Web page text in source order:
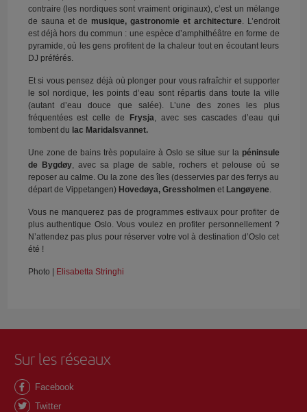
contraire (les nordiques sont vraiment originaux), c’est un mélange
de sauna et de musique, gastronomie et architecture . L’endroit
est déjà hors du commun : une espèce d’amphithéâtre en forme de
pyramide, où les gens profitent de la chaleur tout en écoutant leurs
DJ préférés.
Et si vous pensez déjà où plonger pour vous rafraîchir et supporter
le sol nordique, les points d’eau sont répartis dans toute la ville
(autant d’eau douce que salée). L’une des zones les plus
fréquentées est celle de Frysja , avec ses cascades d’eau qui
tombent du lac Maridalsvannet.
Une zone de bains très populaire à Oslo se situe sur la péninsule
de Bygdøy, avec sa plage de sable, rochers et pelouse où se
reposer au calme. Ou la zone des îles (desservies par des ferrys au
départ de Vippetangen) Hovedøya, Gressholmenet Langøyene
Vous ne manquerez pas de programmes estivaux pour profiter de
plus authentique Oslo. Vous voulez en profiter personnellement ?
N’attendez pas plus pour réserver votre vol à destination d’Oslo cet
été !
Photo | Elisabetta Stringhi
Sur les réseaux
Facebook
Twitter